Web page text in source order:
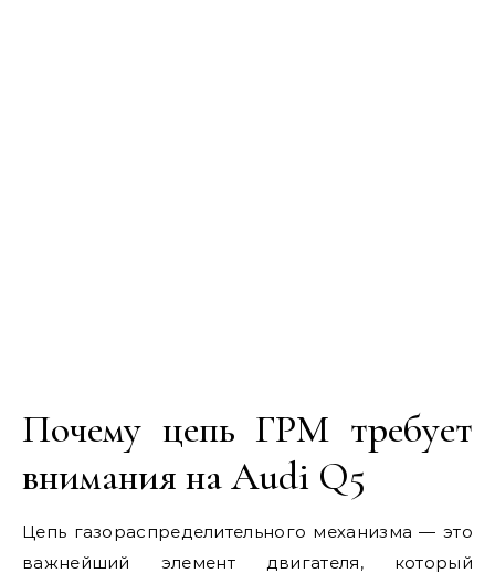
Почему цепь ГРМ требует
внимания на Audi Q5
Цепь газораспределительного механизма — это
важнейший элемент двигателя, который